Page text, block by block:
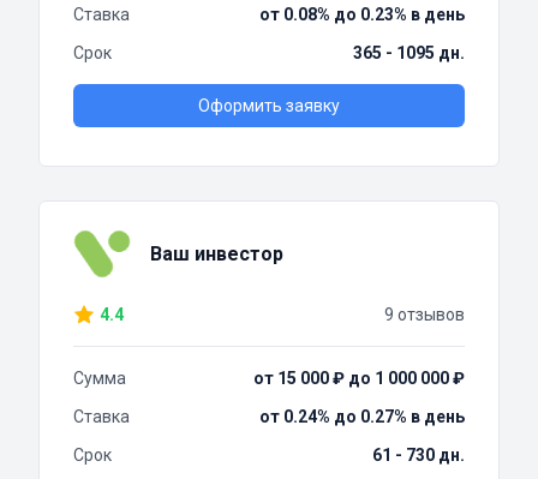
Ставка
от 0.08% до 0.23% в день
Срок
365 - 1095 дн.
Оформить заявку
Ваш инвестор
4.4 9 отзывов
Сумма
от 15 000 ₽ до 1 000 000 ₽
Ставка
от 0.24% до 0.27% в день
Срок
61 - 730 дн.